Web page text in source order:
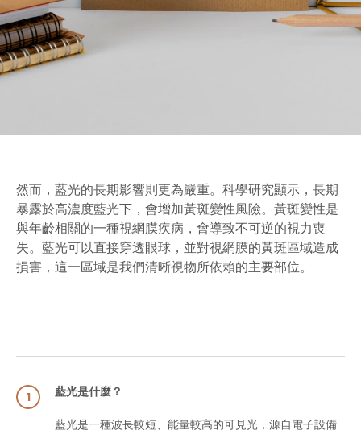
然而，藍光的長期影響則更為嚴重。科學研究顯示，長期
暴露於高濃度藍光下，會增加黃斑變性風險。黃斑變性是
與年齡相關的一種視網膜疾病，會導致不可逆的視力喪
失。藍光可以直接穿透眼球，並對視網膜的黃斑區域造成
損害，這一區域是我們清晰視物所依賴的主要部位。
1 藍光是什麼？
藍光是一種波長較短、能量較高的可見光，源自電子設備